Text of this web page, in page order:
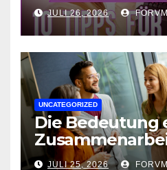
für kreative
JULI 26, 2026 FORVM
UNCATEGORIZED
Die Bedeutung
Arbeitswelt
JULI 25, 2026 FORVM